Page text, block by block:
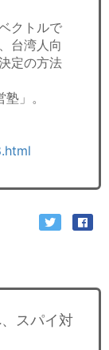
クトルで
台湾人向
定の方法
」。
スパイ対